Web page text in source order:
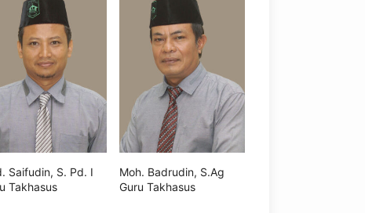
Saifudin, S. Pd. I
Takhasus
Moh. Badrudin, S.Ag
Guru Takhasus